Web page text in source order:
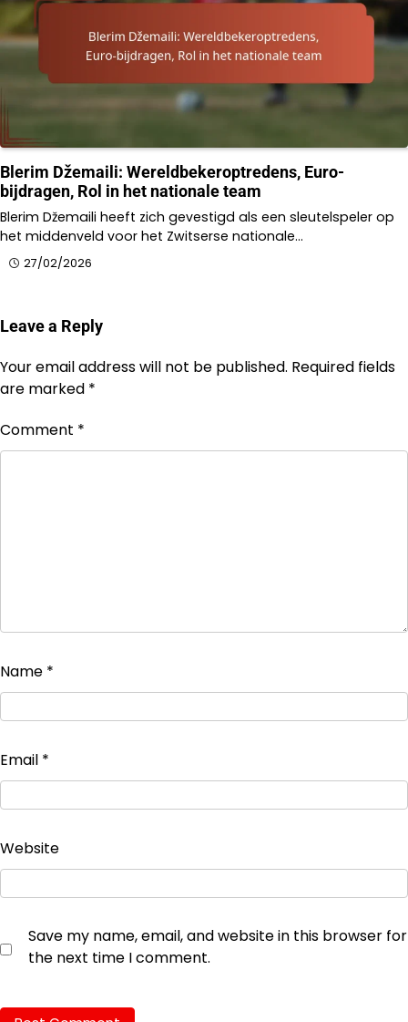
Blerim Džemaili: Wereldbekeroptredens, Euro-
bijdragen, Rol in het nationale team
Blerim Džemaili heeft zich gevestigd als een sleutelspeler op
het middenveld voor het Zwitserse nationale…
27/02/2026
Leave a Reply
Your email address will not be published. Required fields
are marked *
Comment *
Name *
Email *
Website
Save my name, email, and website in this browser for
the next time I comment.